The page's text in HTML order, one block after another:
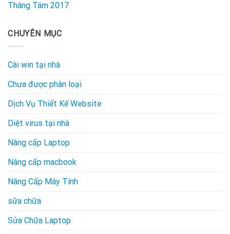
Tháng Tám 2017
CHUYÊN MỤC
Cài win tại nhà
Chưa được phân loại
Dịch Vụ Thiết Kế Website
Diệt virus tại nhà
Nâng cấp Laptop
Nâng cấp macbook
Nâng Cấp Máy Tính
sữa chữa
Sửa Chữa Laptop